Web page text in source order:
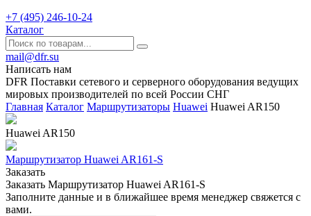
+7 (495) 246-10-24
Каталог
mail@dfr.su
Написать нам
DFR Поставки сетевого и серверного оборудования ведущих
мировых производителей по всей России СНГ
Главная Каталог Маршрутизаторы Huawei Huawei AR150
Huawei AR150
Маршрутизатор Huawei AR161-S
Заказать
Заказать Маршрутизатор Huawei AR161-S
Заполните данные и в ближайшее время менеджер свяжется с
вами.